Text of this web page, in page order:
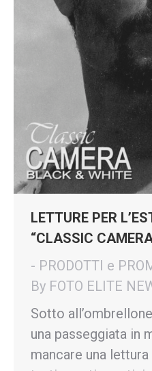
LETTURE PER
“CLASSIC
- PRODOTTI e
By FOTO ELITE
Sotto
una passeggiata in
mancare una